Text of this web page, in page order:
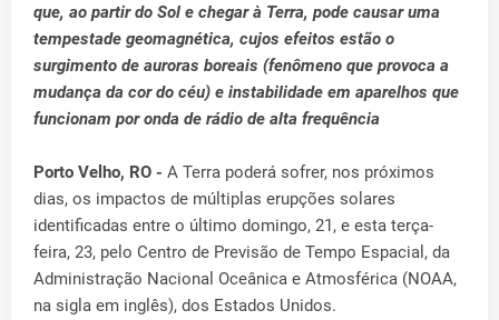
que, ao partir do Sol e chegar à Terra, pode causar uma
tempestade geomagnética, cujos efeitos estão o
surgimento de auroras boreais (fenômeno que provoca a
mudança da cor do céu) e instabilidade em aparelhos que
funcionam por onda de rádio de alta frequência
Porto Velho, RO - A Terra poderá sofrer, nos próximos
dias, os impactos de múltiplas erupções solares
identificadas entre o último domingo, 21, e esta terça-
feira, 23, pelo Centro de Previsão de Tempo Espacial, da
Administração Nacional Oceânica e Atmosférica (NOAA,
na sigla em inglês), dos Estados Unidos.